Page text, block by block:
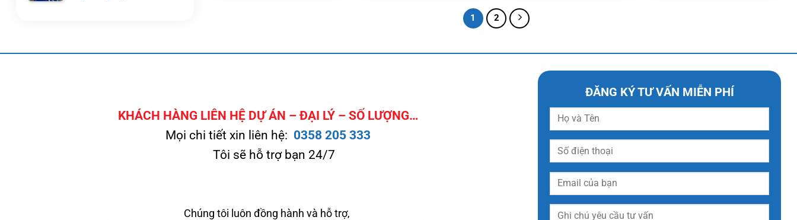
1 2
KHÁCH HÀNG LIÊN HỆ DỰ ÁN – ĐẠI LÝ – SỐ LƯỢNG…
Mọi chi tiết xin liên hệ: 0358 205 333
Tôi sẽ hỗ trợ bạn 24/7
Chúng tôi luôn đồng hành và hỗ trợ,
ĐĂNG KÝ TƯ VẤN MIỄN PHÍ